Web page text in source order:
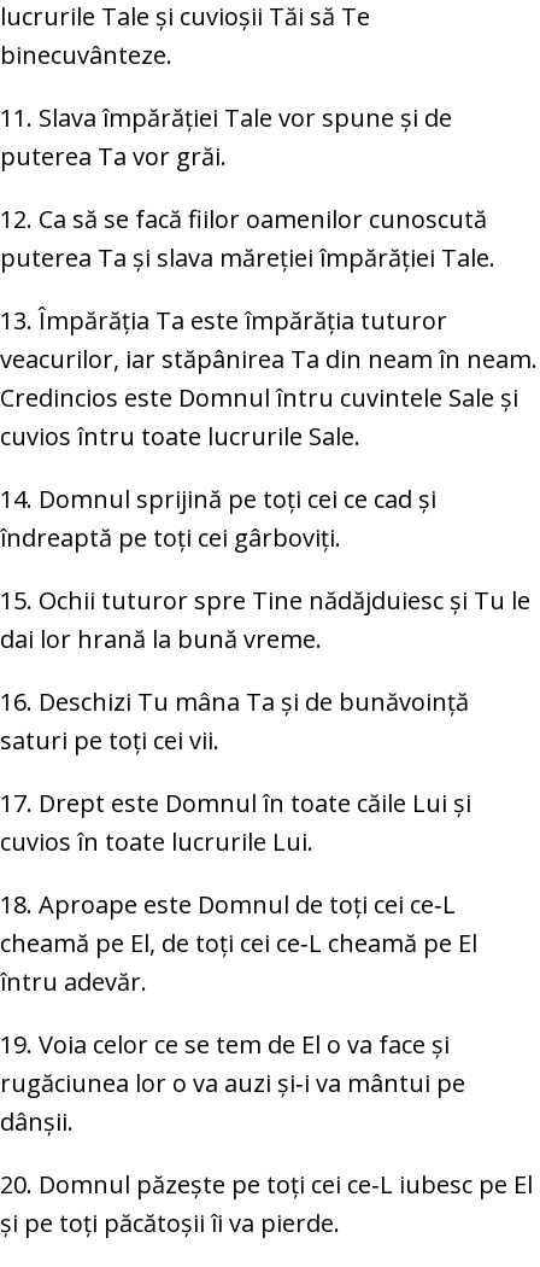
lucrurile Tale și cuvioșii Tăi să Te
binecuvânteze.
11. Slava împărăției Tale vor spune și de
puterea Ta vor grăi.
12. Ca să se facă fiilor oamenilor cunoscută
puterea Ta și slava măreției împărăției Tale.
13. Împărăția Ta este împărăția tuturor
veacurilor, iar stăpânirea Ta din neam în neam.
Credincios este Domnul întru cuvintele Sale și
cuvios întru toate lucrurile Sale.
14. Domnul sprijină pe toți cei ce cad și
îndreaptă pe toți cei gârboviți.
15. Ochii tuturor spre Tine nădăjduiesc și Tu le
dai lor hrană la bună vreme.
16. Deschizi Tu mâna Ta și de bunăvoință
saturi pe toți cei vii.
17. Drept este Domnul în toate căile Lui și
cuvios în toate lucrurile Lui.
18. Aproape este Domnul de toți cei ce‑L
cheamă pe El, de toți cei ce‑L cheamă pe El
întru adevăr.
19. Voia celor ce se tem de El o va face și
rugăciunea lor o va auzi și‑i va mântui pe
dânșii.
20. Domnul păzește pe toți cei ce‑L iubesc pe El
și pe toți păcătoșii îi va pierde.